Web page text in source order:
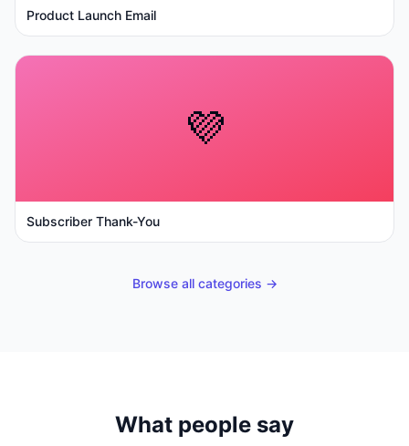
Product Launch Email
💜
Subscriber Thank-You
Browse all categories →
What people say